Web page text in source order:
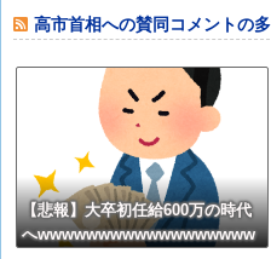
「現地調達」陸
高市首相への賛同コメントの
【悲報】大卒初任給600万の時代
へwwwwwwwwwwwwwwwwww